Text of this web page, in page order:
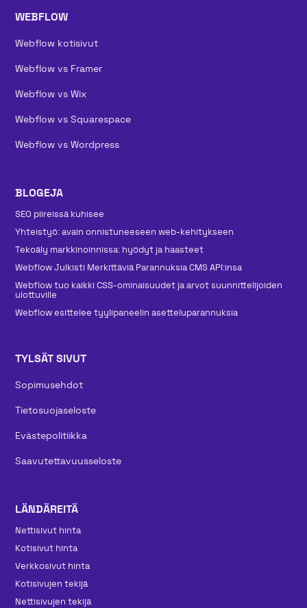
WEBFLOW
Webflow kotisivut
Webflow vs Framer
Webflow vs Wix
Webflow vs Squarespace
Webflow vs Wordpress
BLOGEJA
SEO piireissä kuhisee
Yhteistyö: avain onnistuneeseen web-kehitykseen
Tekoäly markkinoinnissa: hyödyt ja haasteet
Webflow Julkisti Merkittäviä Parannuksia CMS API:insa
Webflow tuo kaikki CSS-ominaisuudet ja arvot suunnittelijoiden
ulottuville
Webflow esittelee tyylipaneelin asetteluparannuksia
TYLSÄT SIVUT
Sopimusehdot
Tietosuojaseloste
Evästepolitiikka
Saavutettavuusseloste
LÄNDÄREITÄ
Nettisivut hinta
Kotisivut hinta
Verkkosivut hinta
Kotisivujen tekijä
Nettisivujen tekijä